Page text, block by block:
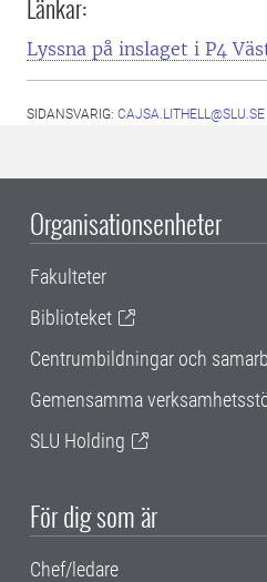
Länkar:
Lyssna på inslaget i P4
SIDANSVARIG: CAJSA.LITHELL@SLU.SE
Organisationsenheter
Fakulteter
Biblioteket
Centrumbildningar och
Gemensamma
SLU Holding
För dig som är
Chef/ledare